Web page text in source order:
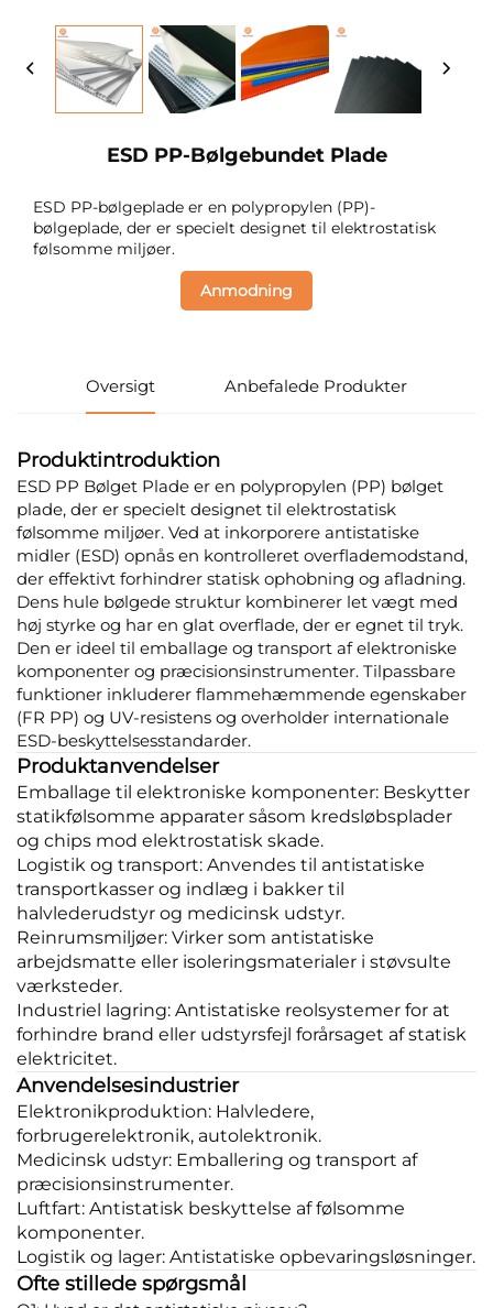
ESD PP-Bølgebundet Plade
ESD PP-bølgeplade er en polypropylen (PP)-
bølgeplade, der er specielt designet til elektrostatisk
følsomme miljøer.
Anmodning
Oversigt Anbefalede Produkter
Produktintroduktion
ESD PP Bølget Plade er en polypropylen (PP) bølget
plade, der er specielt designet til elektrostatisk
følsomme miljøer. Ved at inkorporere antistatiske
midler (ESD) opnås en kontrolleret overflademodstand,
der effektivt forhindrer statisk ophobning og afladning.
Dens hule bølgede struktur kombinerer let vægt med
høj styrke og har en glat overflade, der er egnet til tryk.
Den er ideel til emballage og transport af elektroniske
komponenter og præcisionsinstrumenter. Tilpassbare
funktioner inkluderer flammehæmmende egenskaber
(FR PP) og UV-resistens og overholder internationale
ESD-beskyttelsesstandarder.
Produktanvendelser
Emballage til elektroniske komponenter: Beskytter
statikfølsomme apparater såsom kredsløbsplader
og chips mod elektrostatisk skade.
Logistik og transport: Anvendes til antistatiske
transportkasser og indlæg i bakker til
halvlederudstyr og medicinsk udstyr.
Reinrumsmiljøer: Virker som antistatiske
arbejdsmatte eller isoleringsmaterialer i støvsulte
værksteder.
Industriel lagring: Antistatiske reolsystemer for at
forhindre brand eller udstyrsfejl forårsaget af statisk
elektricitet.
Anvendelsesindustrier
Elektronikproduktion: Halvledere,
forbrugerelektronik, autolektronik.
Medicinsk udstyr: Emballering og transport af
præcisionsinstrumenter.
Luftfart: Antistatisk beskyttelse af følsomme
komponenter.
Logistik og lager: Antistatiske opbevaringsløsninger.
Ofte stillede spørgsmål